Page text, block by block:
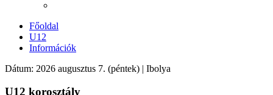
Főoldal
U12
Információk
Dátum: 2026 augusztus 7. (péntek) | Ibolya
U12 korosztály